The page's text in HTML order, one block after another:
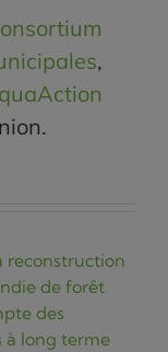
,
reconstruction
de forêt
des
à long terme